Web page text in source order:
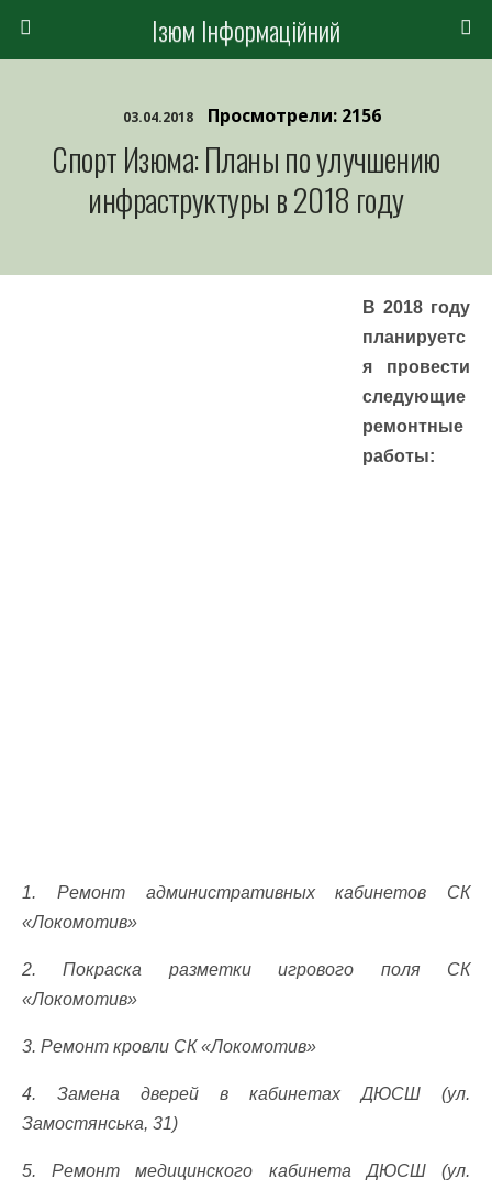
Ізюм Інформаційний
03.04.2018 Просмотрели: 2156
Спорт Изюма: Планы по улучшению
инфраструктуры в 2018 году
В 2018 году
планируетс
я провести
следующие
ремонтные
работы:
1. Ремонт административных кабинетов СК
«Локомотив»
2. Покраска разметки игрового поля СК
«Локомотив»
3. Ремонт кровли СК «Локомотив»
4. Замена дверей в кабинетах ДЮСШ (ул.
Замостянська, 31)
5. Ремонт медицинского кабинета ДЮСШ (ул.